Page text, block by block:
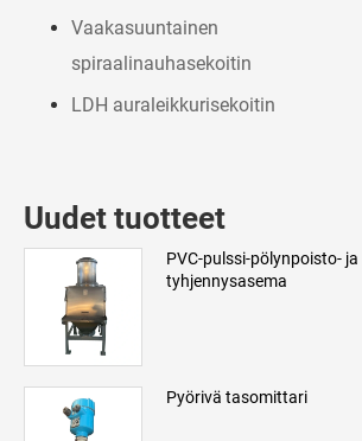
Vaakasuuntainen
spiraalinauhasekoitin
LDH auraleikkurisekoitin
Uudet tuotteet
PVC-pulssi-pölynpoisto- ja
tyhjennysasema
Pyörivä tasomittari